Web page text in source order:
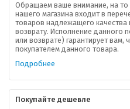
Обращаем ваше внимание, на
нашего магазина входит в
товаров надлежащего
возврату. Исполнение данного
или возврате) гарантирует
покупателем данного товара.
Подробнее
Покупайте дешевле
О компании
Ваша скидка
Контактная информация